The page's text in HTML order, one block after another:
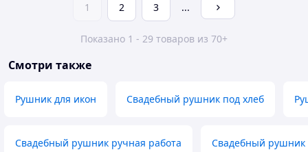
1 2 3 ...
Показано 1 - 29 товаров из 70+
Смотри также
Рушник для икон Свадебный рушник под хлеб
Свадебный рушник ручная работа Свадебный рушник